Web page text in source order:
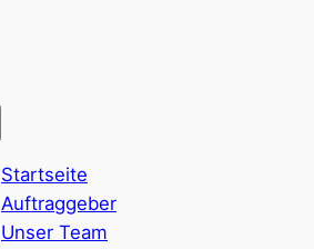
Startseite
Auftraggeber
Unser Team